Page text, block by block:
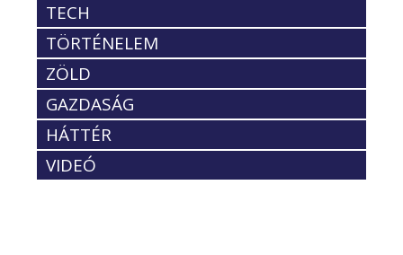
TECH
TÖRTÉNELEM
ZÖLD
GAZDASÁG
HÁTTÉR
VIDEÓ